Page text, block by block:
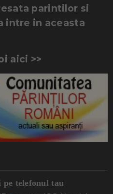
parintilor si
intre in aceasta
aici >>
pe telefonul tau